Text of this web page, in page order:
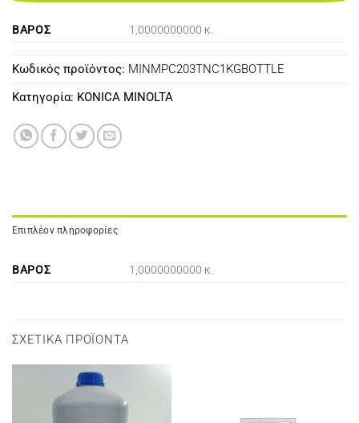
ΒΆΡΟΣ 1,0000000000 κ.
Κωδικός προϊόντος: MINMPC203TNC1KGBOTTLE
Κατηγορία: KONICA MINOLTA
Επιπλέον πληροφορίες
ΒΆΡΟΣ 1,0000000000 κ.
ΣΧΕΤΙΚΆ ΠΡΟΪΌΝΤΑ